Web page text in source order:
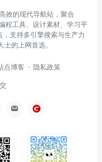
效的现代导航站，聚合
程工具、设计素材、学习平
支持多引擎搜索与生产力
的上网首选。
点博客 隐私政策